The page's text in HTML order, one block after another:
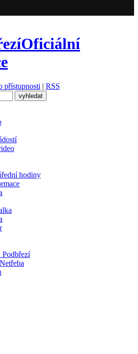
Oficiální
přístupnosti | RSS
hodiny